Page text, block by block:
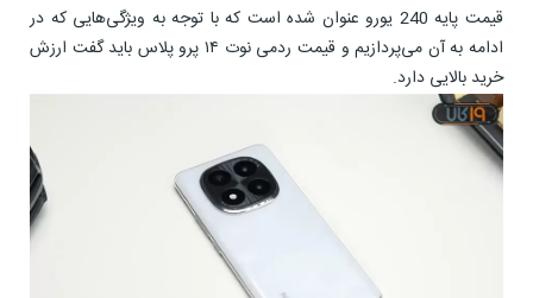
قیمت پایه 240 یورو عنوان شده است که با توجه به ویژگی‌هایی که در
ادامه به آن می‌پردازیم و قیمت ردمی نوت ۱۴ پرو پلاس باید گفت ارزش
خرید بالایی دارد.